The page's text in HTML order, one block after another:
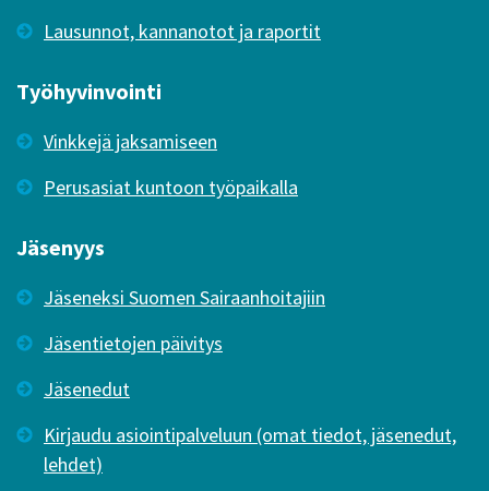
Lausunnot, kannanotot ja raportit
Työhyvinvointi
Vinkkejä jaksamiseen
Perusasiat kuntoon työpaikalla
Jäsenyys
Jäseneksi Suomen Sairaanhoitajiin
Jäsentietojen päivitys
Jäsenedut
Kirjaudu asiointipalveluun (omat tiedot, jäsenedut,
lehdet)